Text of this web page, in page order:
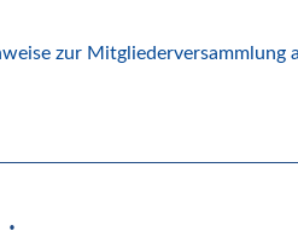
zur Mitgliederversammlung